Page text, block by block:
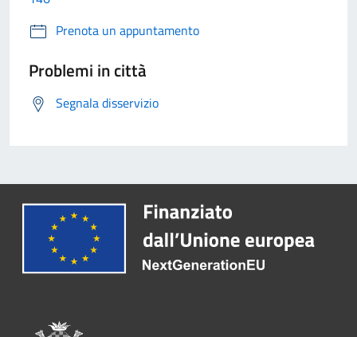
Prenota un appuntamento
Problemi in città
Segnala disservizio